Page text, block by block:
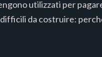
utilizzati per
da costruire: